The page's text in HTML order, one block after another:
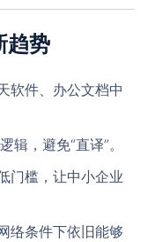
趋势
软件、办公文档中
辑，避免“直译”。
门槛，让中小企业
络条件下依旧能够